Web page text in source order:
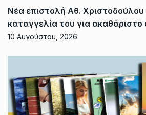
Νέα επιστολή Αθ.
καταγγελία του για ακαθάριστο
10 Αυγούστου, 2026